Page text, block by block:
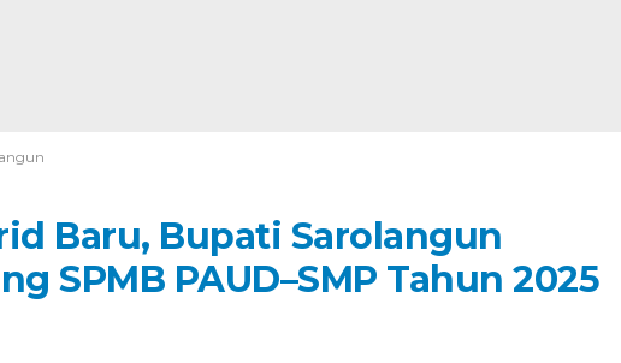
Baru, Bupati Sarolangun
SPMB PAUD–SMP Tahun 2025